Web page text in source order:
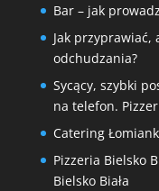
Bar – jak
Jak przyprawiać,
odchudzania?
Sycący, szybki
na telefon.
Catering
Pizzeria Bielsko
Bielsko Biała